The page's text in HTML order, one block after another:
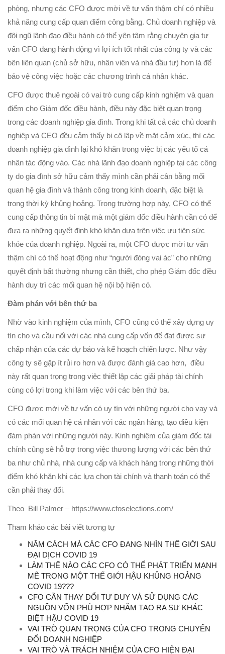
phòng, nhưng các CFO được mời về tư vấn thậm chí có nhiều
khả năng cung cấp quan điểm công bằng. Chủ doanh nghiệp và
đội ngũ lãnh đạo điều hành có thể yên tâm rằng chuyên gia tư
vấn CFO đang hành động vì lợi ích tốt nhất của công ty và các
bên liên quan (chủ sở hữu, nhân viên và nhà đầu tư) hơn là để
bảo vệ công việc hoặc các chương trình cá nhân khác.
CFO được thuê ngoài có vai trò cung cấp kinh nghiệm và quan
điểm cho Giám đốc điều hành, điều này đặc biệt quan trọng
trong các doanh nghiệp gia đình. Trong khi tất cả các chủ doanh
nghiệp và CEO đều cảm thấy bị cô lập về mặt cảm xúc, thì các
doanh nghiệp gia đình lại khó khăn trong việc bị các yếu tố cá
nhân tác động vào. Các nhà lãnh đạo doanh nghiệp tại các công
ty do gia đình sở hữu cảm thấy mình cần phải cân bằng mối
quan hệ gia đình và thành công trong kinh doanh, đặc biệt là
trong thời kỳ khủng hoảng. Trong trường hợp này, CFO có thể
cung cấp thông tin bí mật mà một giám đốc điều hành cần có để
đưa ra những quyết định khó khăn dựa trên việc ưu tiên sức
khỏe của doanh nghiệp. Ngoài ra, một CFO được mời tư vấn
thậm chí có thể hoạt động như “người đóng vai ác” cho những
quyết định bất thường nhưng cần thiết, cho phép Giám đốc điều
hành duy trì các mối quan hệ nội bộ hiện có.
Đàm phán với bên thứ ba
Nhờ vào kinh nghiệm của mình, CFO cũng có thể xây dựng uy
tín cho và cầu nối với các nhà cung cấp vốn để đạt được sự
chấp nhận của các dự báo và kế hoạch chiến lược. Như vậy
công ty sẽ gặp ít rủi ro hơn và được đánh giá cao hơn, điều
này rất quan trọng trong việc thiết lập các giải pháp tài chính
cùng có lợi trong khi làm việc với các bên thứ ba.
CFO được mời về tư vấn có uy tín với những người cho vay và
có các mối quan hệ cá nhân với các ngân hàng, tạo điều kiện
đàm phán với những người này. Kinh nghiệm của giám đốc tài
chính cũng sẽ hỗ trợ trong việc thương lượng với các bên thứ
ba như chủ nhà, nhà cung cấp và khách hàng trong những thời
điểm khó khăn khi các lựa chọn tài chính và thanh toán có thể
cần phải thay đổi.
Theo Bill Palmer – https://www.cfoselections.com/
Tham khảo các bài viết tương tự
NĂM CÁCH MÀ CÁC CFO ĐANG NHÌN THẾ GIỚI SAU
ĐẠI DỊCH COVID 19
LÀM THẾ NÀO CÁC CFO CÓ THỂ PHÁT TRIỂN MẠNH
MẼ TRONG MỘT THẾ GIỚI HẬU KHỦNG HOẢNG
COVID 19???
CFO CẦN THAY ĐỔI TƯ DUY VÀ SỬ DỤNG CÁC
NGUỒN VỐN PHÙ HỢP NHẰM TẠO RA SỰ KHÁC
BIỆT HẬU COVID 19
VAI TRÒ QUAN TRỌNG CỦA CFO TRONG CHUYỂN
ĐỔI DOANH NGHIỆP
VAI TRÒ VÀ TRÁCH NHIỆM CỦA CFO HIỆN ĐẠI